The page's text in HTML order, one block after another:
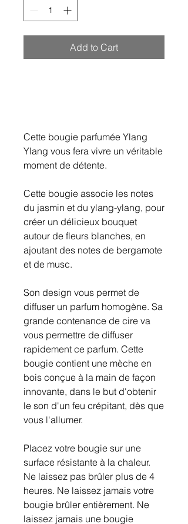
Add to Cart
Cette bougie parfumée Ylang
Ylang vous fera vivre un véritable
moment de détente.
Cette bougie associe les notes
du jasmin et du ylang-ylang, pour
créer un délicieux bouquet
autour de fleurs blanches, en
ajoutant des notes de bergamote
et de musc.
Son design vous permet de
diffuser un parfum homogène. Sa
grande contenance de cire va
vous permettre de diffuser
rapidement ce parfum. Cette
bougie contient une mèche en
bois conçue à la main de façon
innovante, dans le but d'obtenir
le son d'un feu crépitant, dès que
vous l'allumer.
Placez votre bougie sur une
surface résistante à la chaleur.
Ne laissez pas brûler plus de 4
heures. Ne laissez jamais votre
bougie brûler entièrement. Ne
laissez jamais une bougie